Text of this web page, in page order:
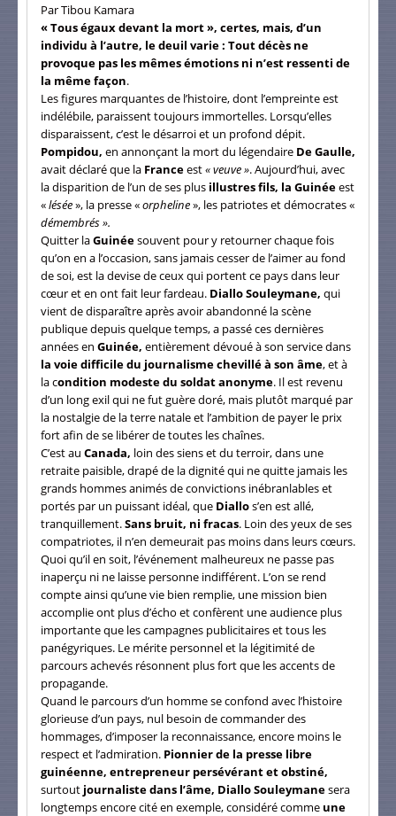
Par Tibou Kamara
« Tous égaux devant la mort », certes, mais, d’un
individu à l’autre, le deuil varie : Tout décès ne
provoque pas les mêmes émotions ni n’est ressenti de
la même façon.
Les figures marquantes de l’histoire, dont l’empreinte est
indélébile, paraissent toujours immortelles. Lorsqu’elles
disparaissent, c’est le désarroi et un profond dépit.
Pompidou, en annonçant la mort du légendaire De Gaulle,
avait déclaré que la Franceest« veuve ». Aujourd’hui, avec
la disparition de l’un de ses plus illustres fils, la Guinéeest
«lésée», la presse «orpheline», les patriotes et démocrates «
démembrés ».
Quitter laGuinéesouvent pour y retourner chaque fois
qu’on en a l’occasion, sans jamais cesser de l’aimer au fond
de soi, est la devise de ceux qui portent ce pays dans leur
cœur et en ont fait leur fardeau. Diallo Souleymane, qui
vient de disparaître après avoir abandonné la scène
publique depuis quelque temps, a passé ces dernières
années en Guinée, entièrement dévoué à son service dans
la voie difficile du journalisme chevillé à son âme, et à
la condition modeste du soldat anonyme. Il est revenu
d’un long exil qui ne fut guère doré, mais plutôt marqué par
la nostalgie de la terre natale et l’ambition de payer le prix
fort afin de se libérer de toutes les chaînes.
C’est au Canada, loin des siens et du terroir, dans une
retraite paisible, drapé de la dignité qui ne quitte jamais les
grands hommes animés de convictions inébranlables et
portés par un puissant idéal, que Diallos’en est allé,
tranquillement.Sans bruit, ni fracas. Loin des yeux de ses
compatriotes, il n’en demeurait pas moins dans leurs cœurs.
Quoi qu’il en soit, l’événement malheureux ne passe pas
inaperçu ni ne laisse personne indifférent. L’on se rend
compte ainsi qu’une vie bien remplie, une mission bien
accomplie ont plus d’écho et confèrent une audience plus
importante que les campagnes publicitaires et tous les
panégyriques. Le mérite personnel et la légitimité de
parcours achevés résonnent plus fort que les accents de
propagande.
Quand le parcours d’un homme se confond avec l’histoire
glorieuse d’un pays, nul besoin de commander des
hommages, d’imposer la reconnaissance, encore moins le
respect et l’admiration. Pionnier de la presse libre
guinéenne, entrepreneur persévérant et obstiné,
surtout journaliste dans l’âme, Diallo Souleymanesera
longtemps encore cité en exemple, considéré comme une